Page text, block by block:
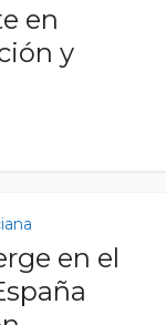
en
y
en el